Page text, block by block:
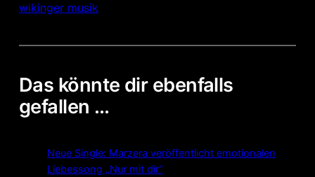
wikinger musik
Das könnte dir ebenfalls
gefallen …
Neue Single: Marzera veröffentlicht emotionalen
Liebessong „Nur mit dir“